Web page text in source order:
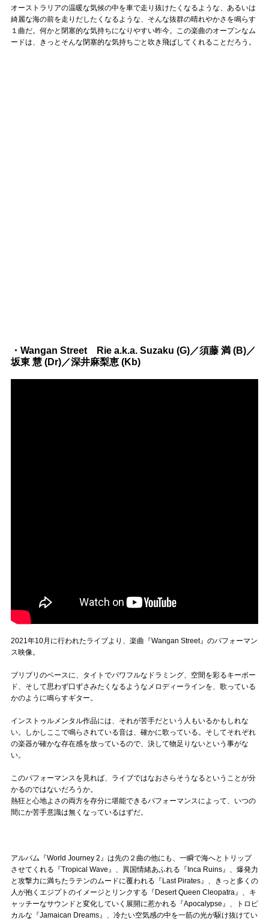
オーストラリアの温暖な気候の中を車で走り抜けたくなるような、あるいは
綺麗な海の前を走りだしたくなるような、そんな抜群の晴れやかさを鳴らす
１曲だ。何かと閉塞的な気持ちになりやすい昨今。この楽曲のオープンなム
ードは、きっとそんな閉塞的な気持ちごと吹き飛ばしてくれることだろう。
・Wangan Street Rie a.k.a. Suzaku (G)／須藤 満 (B)／
坂東 慧 (Dr)／深井麻梨恵 (Kb)
2021年10月に行われたライブより、楽曲『Wangan Street』のパフォーマン
ス映像。
ブリブリのベースに、タイトでパワフルなドラミング、空間を彩るキーボー
ド、そして思わず口ずさみたくなるようなメロディーラインを、歌っている
かのように鳴らすギター。
インストゥルメンタル作品には、それが苦手だという人もいるかもしれな
い。しかしここで鳴らされている音は、確かに歌っている。そしてそれぞれ
の楽器が確かな存在感を放っているので、決して物足りないという事がな
い。
このパフォーマンスを見れば、ライブではなおさらそうなるということが分
かるのではないだろうか。
熱狂と心地よさの両方を存分に堪能できるパフォーマンスによって、いつの
間にか苦手意識は無くなっているはずだ。
アルバム『World Journey 2』は先の２曲の他にも、一瞬で海へとトリップ
させてくれる『Tropical Wave』、異国情緒あふれる『Inca Ruins』、爆発力
と攻撃力に満ちたラテンのムードに覆われる『Last Pirates』、きっと多くの
人が抱くエジプトのイメージとリンクする『Desert Queen Cleopatra』、キ
ャッチーなサウンドと変化していく展開に惹かれる『Apocalypse』、トロピ
カルな『Jamaican Dreams』、冷たい空気感の中を一筋の光が駆け抜けてい